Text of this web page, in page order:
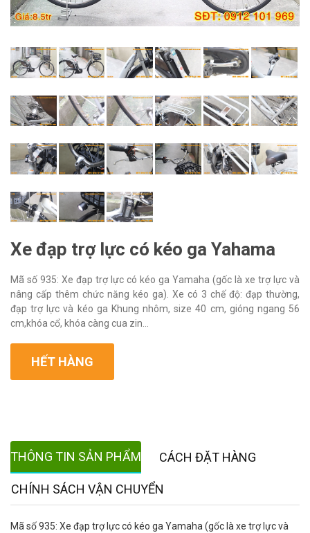
Xe đạp trợ lực có kéo ga Yahama
Mã số 935: Xe đạp trợ lực có kéo ga Yamaha (gốc là xe trợ lực và
nâng cấp thêm chức năng kéo ga). Xe có 3 chế độ: đạp thường,
đạp trợ lực và kéo ga Khung nhôm, size 40 cm, gióng ngang 56
cm,khóa cổ, khóa càng cua zin...
HẾT HÀNG
THÔNG TIN SẢN PHẨM CÁCH ĐẶT HÀNG
CHÍNH SÁCH VẬN CHUYỂN
Mã số 935: Xe đạp trợ lực có kéo ga Yamaha (gốc là xe trợ lực và